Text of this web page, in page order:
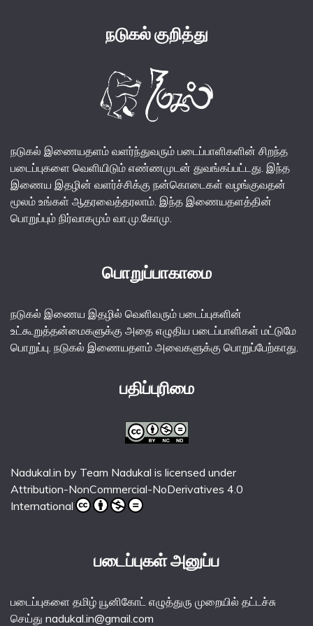
நடுகல் குறித்து
நடுகல் இணையதளம் வளர்ந்துவரும் படைப்பாளிகளின் சிறந்த
படைப்புகளை வெளியிடும் எண்ணமுடன் துவங்கப்பட்டது. இந்த
இணைய இதழின் வளர்ச்சிக்கு நன்கொடைகள் வழங்குவதன்
மூலம் உங்கள் ஆதரவைத்தரலாம். இந்த இணையதளத்தின்
பொறுப்பும் நிர்வாகமும் வா.மு.கோமு.
பொறுப்பாகாமை
நடுகல் இணைய இதழில் வெளிவரும் படைப்புகளின்
உட்கூறுத்தன்மைகளுக்கு அதை எழுதிய படைப்பாளிகள் மட்டுமே
பொறுப்பு. நடுகல் இணையதளம் அவைகளுக்கு பொறுப்பேற்காது.
பதிப்புரிமை
Nadukal.in by Team Nadukal is licensed under
Attribution-NonCommercial-NoDerivatives 4.0
International
படைப்புகள் அனுப்ப
படைப்புகளை தமிழ் யூனிகோட் எழுத்துரு முறையில் தட்டச்சு
செய்து nadukal.in@gmail.com